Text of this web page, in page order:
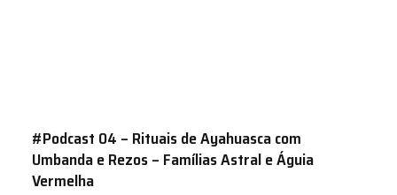
#Podcast 04 – Rituais de Ayahuasca com
Umbanda e Rezos – Famílias Astral e Águia
Vermelha